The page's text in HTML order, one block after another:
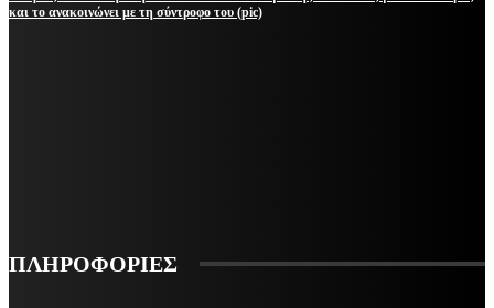
και το ανακοινώνει με τη σύντροφο του (pic)
ΠΛΗΡΟΦΟΡΙΕΣ